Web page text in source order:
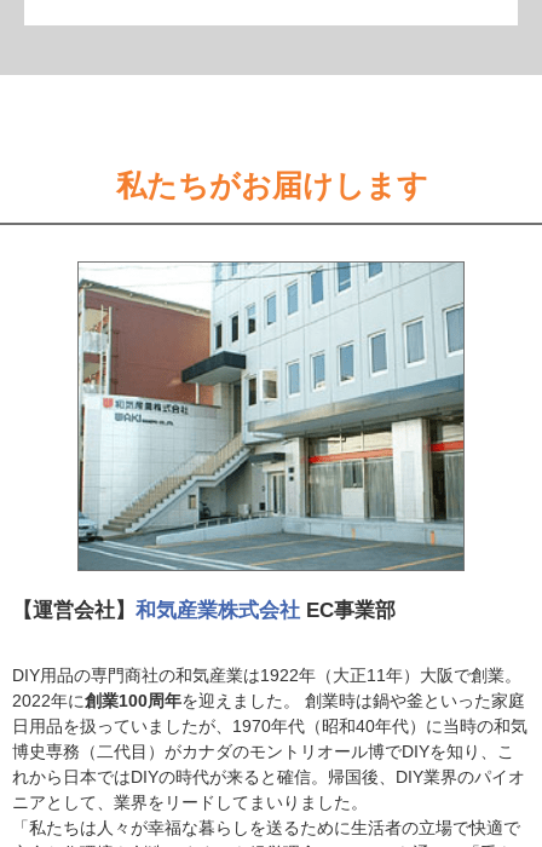
私たちがお届けします
【運営会社】 和気産業株式会社 EC事業部
DIY用品の専門商社の和気産業は1922年（大正11年）大阪で創業。
2022年に創業100周年を迎えました。 創業時は鍋や釜といった家庭
日用品を扱っていましたが、1970年代（昭和40年代）に当時の和気
博史専務（二代目）がカナダのモントリオール博でDIYを知り、こ
れから日本ではDIYの時代が来ると確信。帰国後、DIY業界のパイオ
ニアとして、業界をリードしてまいりました。
「私たちは人々が幸福な暮らしを送るために生活者の立場で快適で